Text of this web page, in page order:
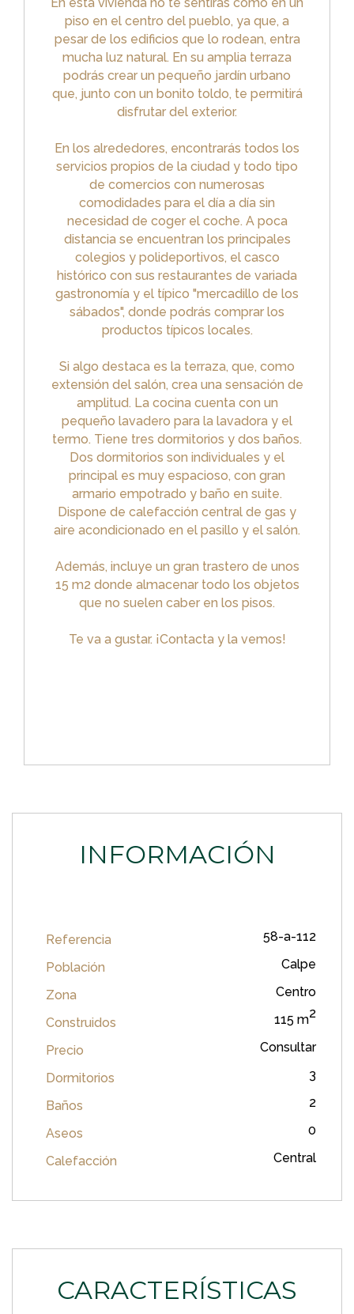
piso en el centro del pueblo, ya que, a
pesar de los edificios que lo rodean, entra
mucha luz natural. En su amplia terraza
podrás crear un pequeño jardín urbano
que, junto con un bonito toldo, te permitirá
disfrutar del exterior.
En los alrededores, encontrarás todos los
servicios propios de la ciudad y todo tipo
de comercios con numerosas
comodidades para el día a día sin
necesidad de coger el coche. A poca
distancia se encuentran los principales
colegios y polideportivos, el casco
histórico con sus restaurantes de variada
gastronomía y el típico "mercadillo de los
sábados", donde podrás comprar los
productos típicos locales.
Si algo destaca es la terraza, que, como
extensión del salón, crea una sensación de
amplitud. La cocina cuenta con un
pequeño lavadero para la lavadora y el
termo. Tiene tres dormitorios y dos baños.
Dos dormitorios son individuales y el
principal es muy espacioso, con gran
armario empotrado y baño en suite.
Dispone de calefacción central de gas y
aire acondicionado en el pasillo y el salón.
Además, incluye un gran trastero de unos
15 m2 donde almacenar todo los objetos
que no suelen caber en los pisos.
Te va a gustar. ¡Contacta y la vemos!
INFORMACIÓN
Referencia 58-a-112
Población Calpe
Zona Centro
Construidos 115 m2
Precio Consultar
Dormitorios 3
Baños 2
Aseos 0
Calefacción Central
CARACTERÍSTICAS